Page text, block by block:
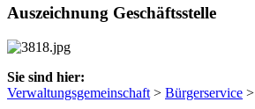
Auszeichnung Geschäftsstelle
Sie sind hier:
Verwaltungsgemeinschaft > Bürgerservice >